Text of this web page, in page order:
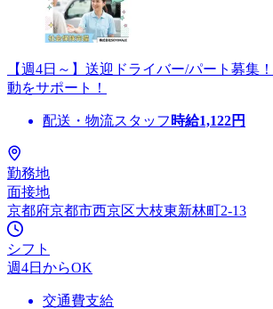
【週4日～】送迎ドライバー/パート募集
動をサポート！
配送・物流スタッフ 時給1,122円
勤務地
面接地
京都府京都市西京区大枝東新林町2-13
シフト
週4日からOK
交通費支給